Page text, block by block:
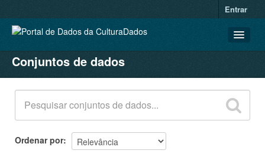
Entrar
CONJUNTOS DE DADOS
ORGANIZAÇÕES
GRUPOS
SOBRE
Conjuntos de dados
Ordenar por